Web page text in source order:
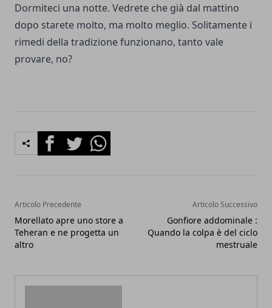
Dormiteci una notte. Vedrete che già dal mattino
dopo starete molto, ma molto meglio. Solitamente i
rimedi della tradizione funzionano, tanto vale
provare, no?
FacebookTwitterWhatsapp
Articolo Precedente
Morellato apre uno store a
Teheran e ne progetta un
altro
Articolo Successivo
Gonfiore addominale :
Quando la colpa è del ciclo
mestruale